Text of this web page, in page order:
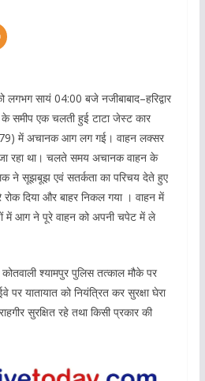
सायं 04:00 बजे नजीबाबाद–हरिद्वार
के समीप एक चलती हुई टाटा जेस्ट कार
में अचानक आग लग गई। वाहन लक्सर
रहा था। चलते समय अचानक वाहन के
ने सूझबूझ एवं सतर्कता का परिचय देते हुए
दिया और बाहर निकल गया । वाहन में
में आग ने पूरे वाहन को अपनी चपेट में ले
श्यामपुर पुलिस तत्काल मौके पर
पर यातायात को नियंत्रित कर सुरक्षा घेरा
सुरक्षित रहे तथा किसी प्रकार की